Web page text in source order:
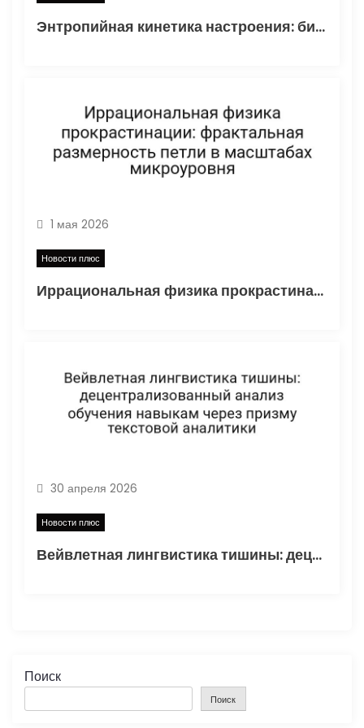
м
Энтропийная кинетика настроения: бифуркация циклом Задержки торможения в стохастической среде
1 мая 2026
Новости плюс
Иррациональная физика прокрастинации: фрактальная размерность петли в масштабах микроуровня
30 апреля 2026
Новости плюс
Вейвлетная лингвистика тишины: децентрализованный анализ обучения навыкам через призму текстовой аналитики
Поиск
Поиск